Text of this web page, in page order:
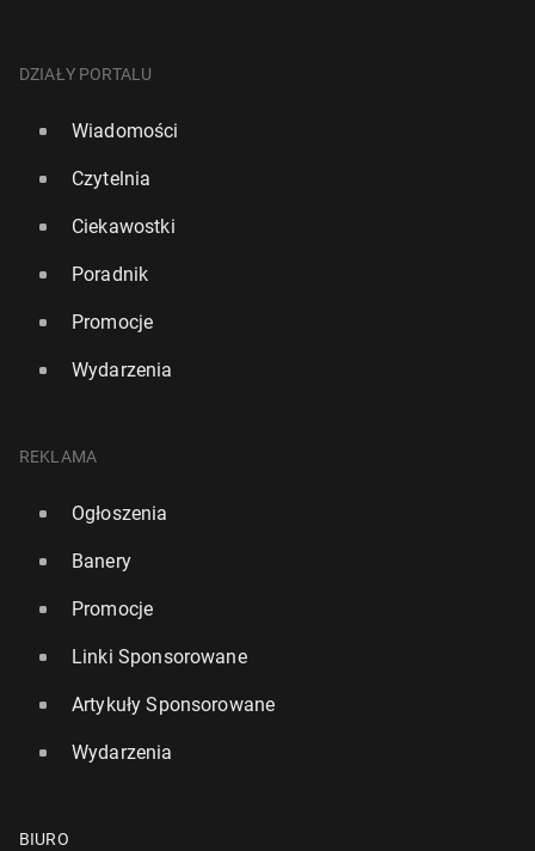
DZIAŁY PORTALU
Wiadomości
Czytelnia
Ciekawostki
Poradnik
Promocje
Wydarzenia
REKLAMA
Ogłoszenia
Banery
Promocje
Linki Sponsorowane
Artykuły Sponsorowane
Wydarzenia
BIURO